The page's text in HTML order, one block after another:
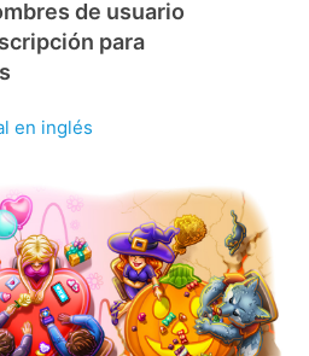
de usuario
para
en inglés